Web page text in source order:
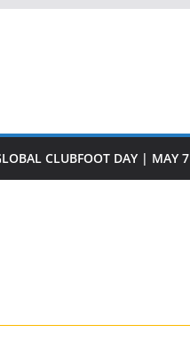
CLUBFOOT DAY | MAY 7